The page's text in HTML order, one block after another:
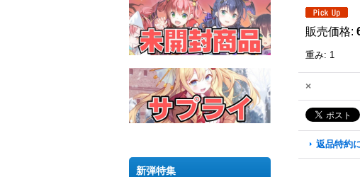
新弾特集
販売価格:
重み: 1
×
返品特約